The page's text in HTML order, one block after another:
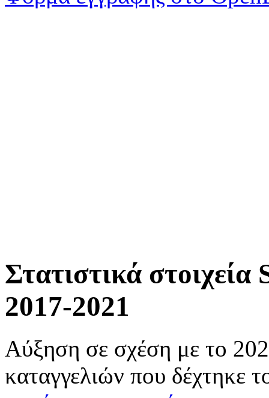
Στατιστικά
2017-2021
Αύξηση σε σχέση με το
καταγγελιών που δέχτηκε